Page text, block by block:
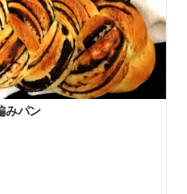
みパン